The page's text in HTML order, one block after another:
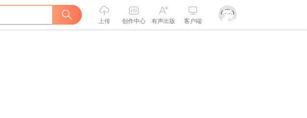
上传 创作中心 有声出版 客户端